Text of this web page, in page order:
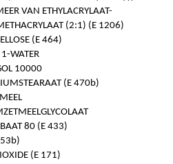
VAN ETHYLACRYLAAT-
(2:1) (E 1206)
(E 464)
1-WATER
10000
(E 470b)
80 (E 433)
(E 171)